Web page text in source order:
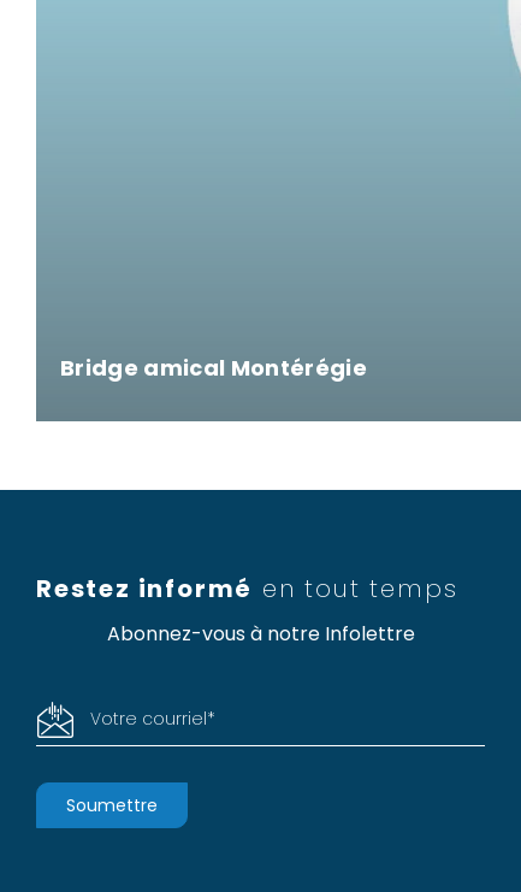
Bridge amical Montérégie
Restez informé en tout temps
Abonnez-vous à notre Infolettre
Votre courriel*